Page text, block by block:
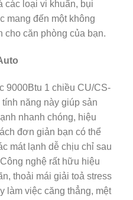
các loại vi khuẩn, bụi
mang đến một không
cho căn phòng của bạn.
9000Btu 1 chiều CU/CS-
năng này giúp sản
nhanh chóng, hiệu
đơn giản bạn có thể
mát lạnh dễ chịu chỉ sau
nghệ rất hữu hiệu
thoải mái giải toả stress
làm việc căng thẳng, mệt